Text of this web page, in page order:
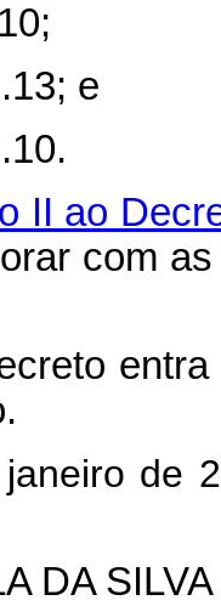
e
II ao
com
de
DA SILVA